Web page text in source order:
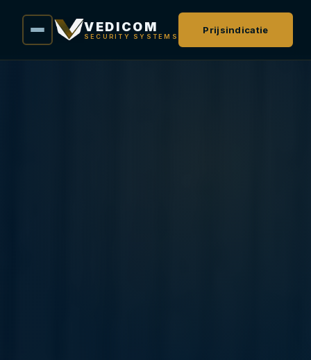
VEDICOM
SECURITY SYSTEMS
Prijsindicatie